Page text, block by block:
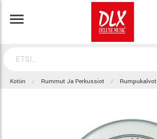
Kotiin Rummut Ja Perkussiot Rumpukalvot